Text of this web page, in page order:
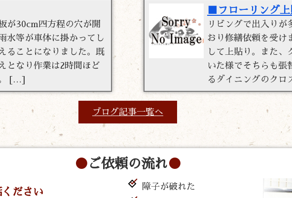
が30cm四方程の穴が開
水等が車体に掛かってし
ることになりました。既
となり作業は2時間ほど
[…]
■フローリング
リビングで出入りが
おり修繕依頼を受け
して上貼り。また、
いた様でそちらも張
るダイニングのクロ
ブログ記事一覧へ
ご依頼の流れ
ださい
障子が破れた